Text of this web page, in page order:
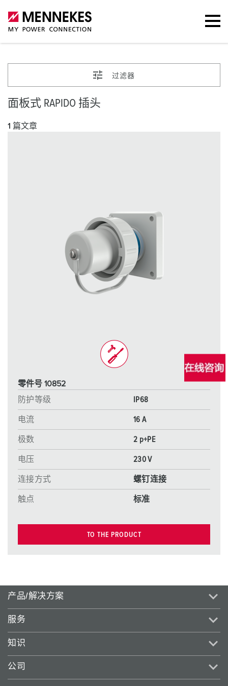
过滤器
面板式 RAPIDO 插头
1 篇文章
零件号 10852
防护等级
IP68
电流 16 A
极数 2 p+PE
电压 230 V
连接方式 螺钉连接
触点 标准
TO THE PRODUCT
产品/解决方案
服务
知识
公司